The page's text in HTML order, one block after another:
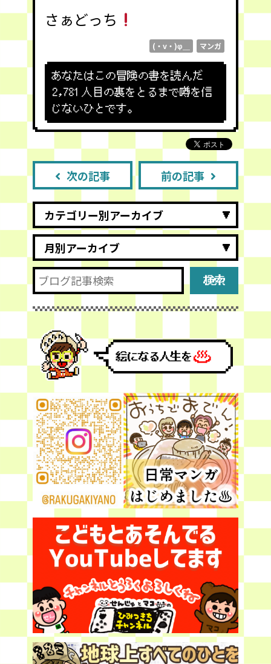
さぁどっち
(・v・)φ＿ マンガ
あなたはこの冒険の書を読んだ
2,781 人目の裏をとるまで噂を信
じないひとです。
次の記事 前の記事